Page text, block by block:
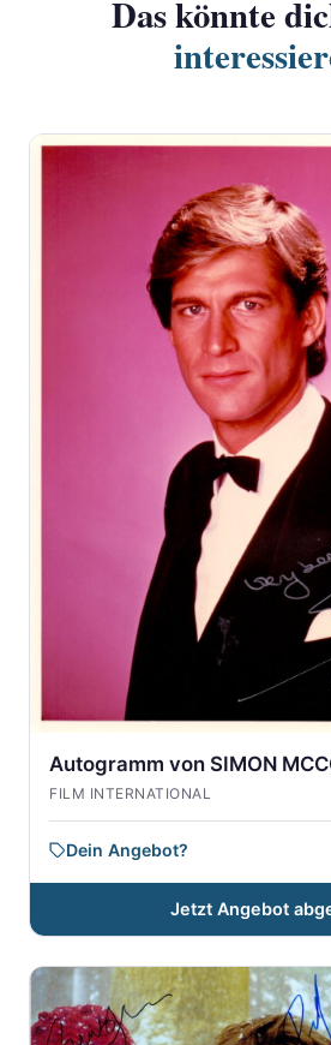
Das könnte
Autogramm von SIMON
FILM INTERNATIONAL
Dein Angebot?
Jetzt Angebot